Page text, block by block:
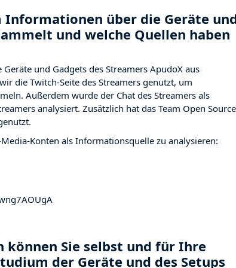
Informationen über die Geräte
und welche Quellen haben
und Gadgets des Streamers ApudoX aus
die Twitch-Seite des Streamers genutzt, um
Außerdem wurde der Chat des Streamers als
analysiert. Zusätzlich hat das Team Open
Konten als Informationsquelle zu analysieren:
Sie selbst und für Ihre
der Geräte und des Setups